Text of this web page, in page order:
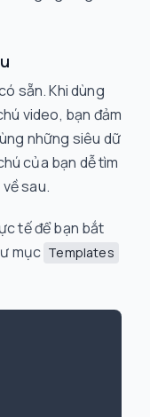
sẵn. Khi dùng
video, bạn đảm
những siêu dữ
của bạn dễ tìm
sau.
tế để bạn bắt
mục Templates